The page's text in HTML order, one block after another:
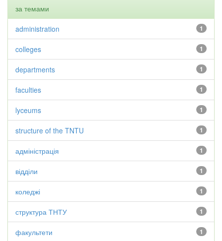
за темами
1
administration
1
colleges
1
departments
1
faculties
1
lyceums
1
structure of the TNTU
1
адміністрація
1
відділи
1
коледжі
1
структура ТНТУ
1
факультети